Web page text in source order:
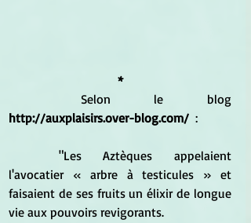
*
http://auxplaisirs.over-blog.com/ :
l'avocatier « arbre à testicules » et
faisaient de ses fruits un élixir de longue
vie aux pouvoirs revigorants.